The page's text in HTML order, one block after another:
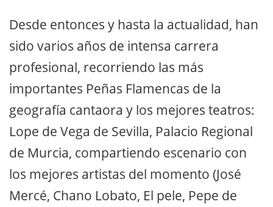
Desde entonces y hasta la actualidad, han
sido varios años de intensa carrera
profesional, recorriendo las más
importantes Peñas Flamencas de la
geografía cantaora y los mejores teatros:
Lope de Vega de Sevilla, Palacio Regional
de Murcia, compartiendo escenario con
los mejores artistas del momento (José
Mercé, Chano Lobato, El pele, Pepe de